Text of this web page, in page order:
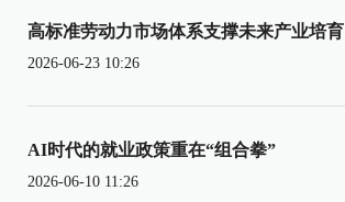
高标准劳动力市场体系支撑未来产业培育
2026-06-23 10:26
AI时代的就业政策重在“组合拳”
2026-06-10 11:26